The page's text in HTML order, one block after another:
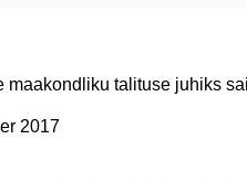
maakondliku talituse juhiks
2017